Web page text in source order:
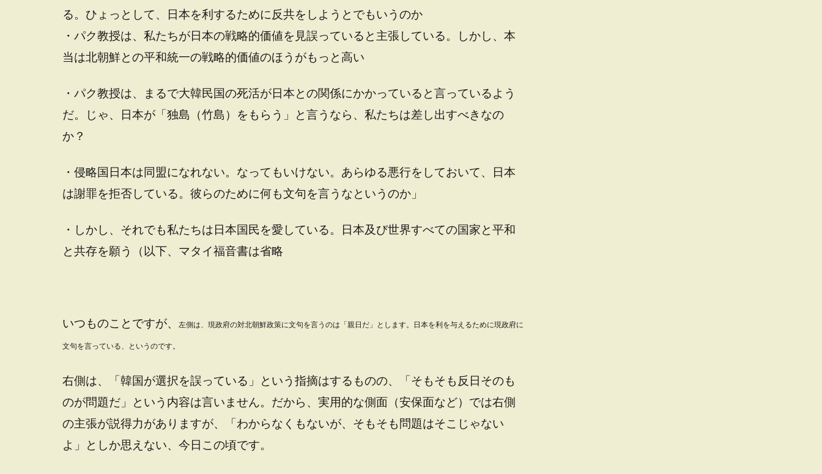
る。ひょっとして、日本を利するために反共をしようとでもいうのか
・パク教授は、私たちが日本の戦略的価値を見誤っていると主張している。しかし、本
当は北朝鮮との平和統一の戦略的価値のほうがもっと高い
・パク教授は、まるで大韓民国の死活が日本との関係にかかっていると言っているよう
だ。じゃ、日本が「独島（竹島）をもらう」と言うなら、私たちは差し出すべきなの
か？
・侵略国日本は同盟になれない。なってもいけない。あらゆる悪行をしておいて、日本
は謝罪を拒否している。彼らのために何も文句を言うなというのか」
・しかし、それでも私たちは日本国民を愛している。日本及び世界すべての国家と平和
と共存を願う（以下、マタイ福音書は省略
いつものことですが、 左側は、現政府の対北朝鮮政策に文句を言うのは「親日だ」とします。日本を利を与えるために現政府に
文句を言っている、というのです。
右側は、「韓国が選択を誤っている」という指摘はするものの、「そもそも反日そのも
のが問題だ」という内容は言いません。だから、実用的な側面（安保面など）では右側
の主張が説得力がありますが、「わからなくもないが、そもそも問題はそこじゃない
よ」としか思えない、今日この頃です。